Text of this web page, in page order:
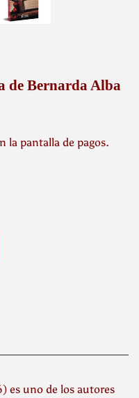
de Bernarda Alba
la pantalla de pagos.
es uno de los autores